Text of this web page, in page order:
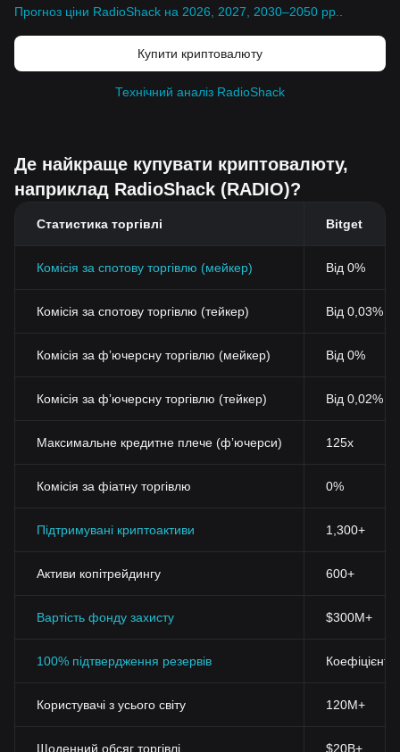
Прогноз ціни RadioShack на 2026, 2027, 2030–2050 рр.
Купити криптовалюту
Технічний аналіз RadioShack
Де найкраще купувати криптовалюту,
наприклад RadioShack (RADIO)?
Статистика торгівлі Bitget
Комісія за спотову торгівлю (мейкер) Від 0%
Комісія за спотову торгівлю (тейкер) Від 0,03%
Комісія за фʼючерсну торгівлю (мейкер) Від 0%
Комісія за фʼючерсну торгівлю (тейкер) Від 0,02%
Максимальне кредитне плече (фʼючерси) 125x
Комісія за фіатну торгівлю 0%
Підтримувані криптоактиви 1,300+
Активи копітрейдингу 600+
Вартість фонду захисту $300M+
100% підтвердження резервів Коефіцієнт
Користувачі з усього світу 120M+
Щоденний обсяг торгівлі $20B+